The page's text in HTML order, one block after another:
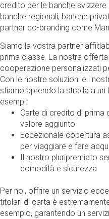
credito per le banche svizzere
banche regionali, banche
partner co-branding come
Siamo la vostra partner
prima classe. La nostra
cooperazione personalizzati
Con le nostre soluzioni e i
stiamo aprendo la strada a un
esempi:
Carte di credito di prima
valore aggiunto
Eccezionale copertura
per viaggiare e fare
Il nostro pluripremiato
comodità e sicurezza
Per noi, offrire un servizio
titolari di carta è
esempio, garantendo un